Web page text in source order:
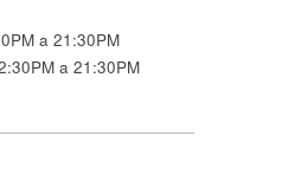
a 21:30PM
a 21:30PM